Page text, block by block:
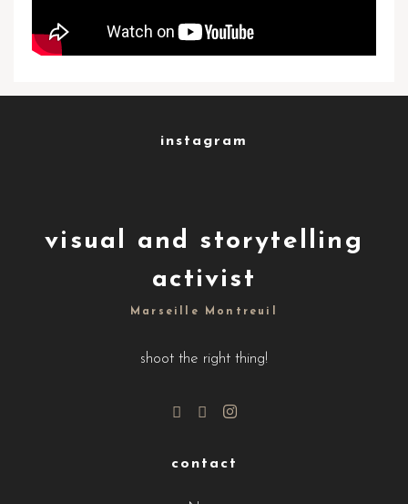
instagram
visual and storytelling
activist
Marseille Montreuil
shoot the right thing!
contact